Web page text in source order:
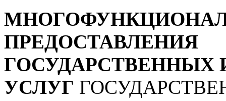
ПРЕДОСТАВЛЕНИЯ
УСЛУГ